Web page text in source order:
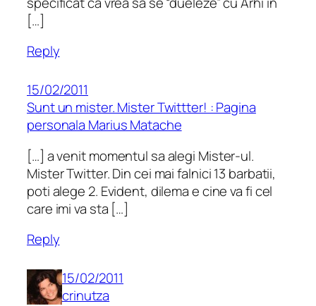
[…]
Reply
15/02/2011
Sunt un mister. Mister Twittter! : Pagina
personala Marius Matache
[…] a venit momentul sa alegi Mister-ul.
Mister Twitter. Din cei mai falnici 13 barbatii,
poti alege 2. Evident, dilema e cine va fi cel
care imi va sta […]
Reply
15/02/2011
crinutza